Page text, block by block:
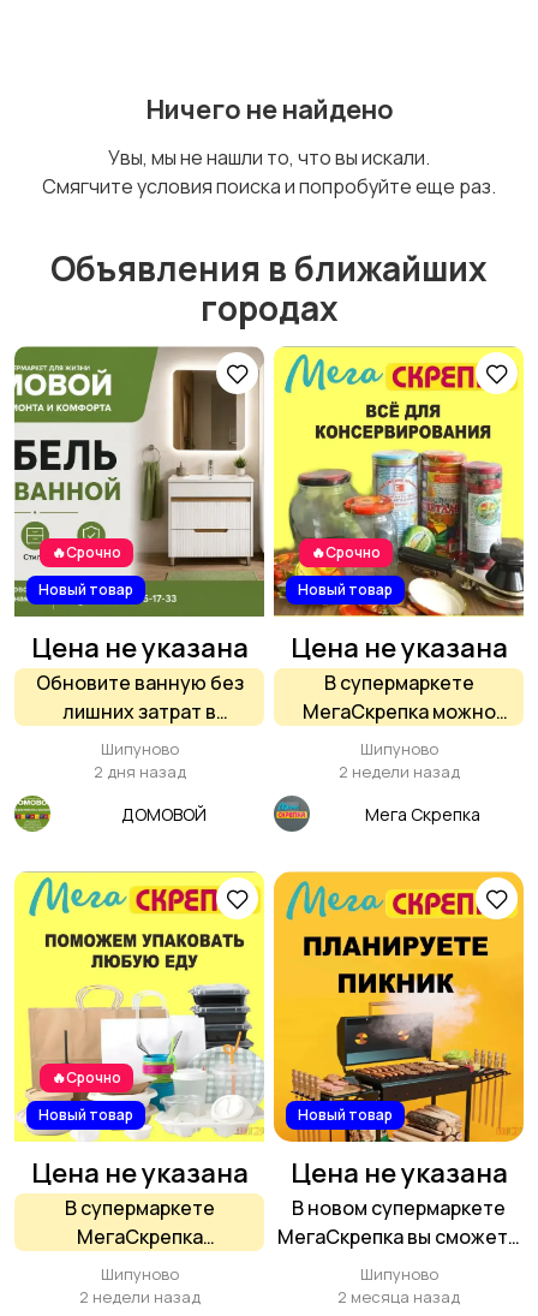
Столы и стулья Текстиль и ковры
Шкафы и комоды Другое
Ничего не найдено
Увы, мы не нашли то, что вы искали.
Смягчите условия поиска и попробуйте еще раз.
Объявления в ближайших
городах
🔥Срочно
Новый товар
Цена не указана
Обновите ванную без
лишних затрат в
супермаркете Домовой
Шипуново
Шипуново
2 дня назад
ДОМОВОЙ
🔥Срочно
Новый товар
Цена не указана
В супермаркете
МегаСкрепка можно
приобрести всё для
консервирования
Шипуново
2 недели назад
Мега Скрепка
🔥Срочно
Новый товар
Цена не указана
В супермаркете
МегаСкрепка
широчайший
ассортимент
Шипуново
2 недели назад
Новый товар
Цена не указана
В новом супермаркете
МегаСкрепка вы сможете
приобрести всё для
пикника на природе 🏡
Шипуново
2 месяца назад